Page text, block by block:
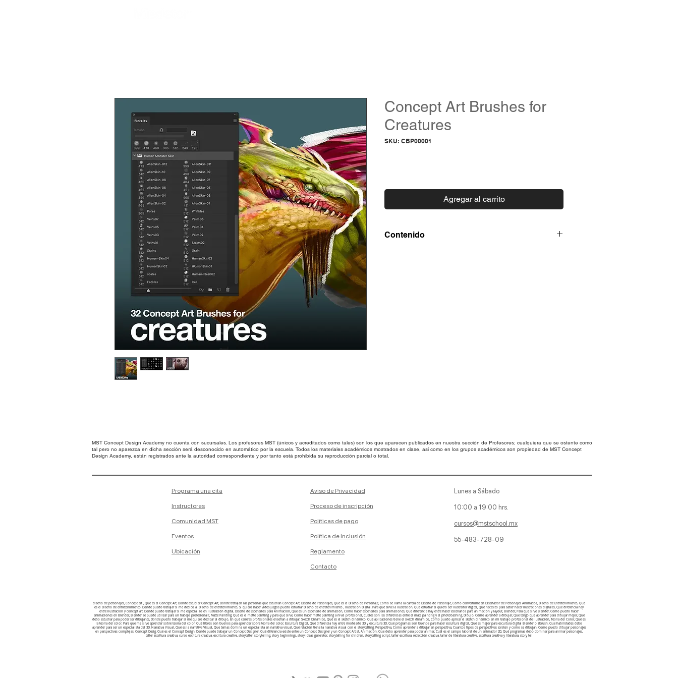
Concept Art Brushes for
Creatures
SKU: CBP00001
Agregar al carrito
Contenido
MST Concept Design Academy no cuenta con sucursales. Los profesores MST (únicos y acreditados como tales) son los que aparecen publicados en nuestra sección de Profesores; cualquiera que se ostente como
tal pero no aparezca en dicha sección será desconocido en automático por la escuela. Todos los materiales académicos mostrados en clase, así como en los grupos académicos son propiedad de MST Concept
Design Academy, están registrados ante la autoridad correspondiente y por tanto está prohibida su reproducción parcial o total.
Programa una cita
Instructores
Comunidad MST
Eventos
Ubicación
Aviso de Privacidad
Proceso de inscripción
Políticas de pago
Política de Inclusión
Reglamento
Contacto
Lunes a Sábado
10:00 a 19:00 hrs.
cursos@mstschool.mx
55-483-728-09
diseño de personajes, Concept art , Que es el Concept Art, Donde estudiar Concept Art, Donde trabajan las personas que estudian Concept Art, Diseño de Personajes, Que es el Diseño de Personaje, Como se llama la carrera de Diseño de Personaje, Como convertirme en Diseñador de Personajes Animados, Diseño de Entretenimiento, Que
es el Diseño de entretenimiento, Donde puedo trabajar si me dedico al Diseño de entretenimiento, Si quiero hacer videojuegos puedo estudiar Diseño de entretenimiento , Ilustración Digital, Para qué sirve la ilustración, Qué estudiar si quiero ser ilustrador digital, Qué necesito para saber hacer ilustraciones digitales, Que diferencia hay
entre ilustración y concept art, Donde puedo trabajar si me especializo en ilustración digital, Diseño de Escenarios para Animación, Que es un escenario de animación, Cómo hacer escenarios para animaciones, Que diferencia hay entre hacer escenarios para animación y layout, Blender, Para que sirve Blender, Como puedo hacer
animaciones en Blender, Blender se puede utilizar para un trabajo profesional?, Matte Painting, Qué es el matte painting y para que sirve, Como hacer matte painting a nivel profesional, Cuales son las diferencias entre el mate painting y el photobashing, Dibujo, Cómo aprender a dibujar, Que tengo que aprender para dibujar mejor, Qué
debo estudiar para poder ser dibujante, Donde puedo trabajar si me quiero dedicar al dibujo, En qué carreras profesionales enseñan a dibujar, Sketch Dinámico, Qué es el sketch dinámico, Qué aplicaciones tiene el sketch dinámico, Como puedo aplicar el sketch dinámico en mi trabajo profesional de ilustración, Teoria del Color, Qué es
la teoría del color, Para que me sirve aprender sobre teoría del color, Qué libros son buenos para aprender sobre teoría del color, Escultura Digital, Qué diferencia hay entre modelado 3D y escultura 3D, Qué programas son buenos para hacer escultura digital, Qué es mejor para escultura digital Blender o Zbrush, Que habilidades debo
aprender para ser un especialista del 3D, Narrativa Visual, Qué es la narrativa Visual, Que temas domina un especialista en narrativa visual, Qué relación tiene la narrativa visual con el storytelling, Perspectiva, Como aprender a dibujar en perspectiva, Cuantos tipos de perspectivas existen y como se dibujan, Como puedo dibujar personajes
en perspectivas complejas, Concept Desig, Qué es el Concept Design, Donde puede trabajar un Concept Designer, Qué diferencia existe entre un Concept Designer y un Concept Artist, Animación, Que debo aprender para poder animar, Cuál es el campo laboral de un animador 2D, Qué programas debo dominar para animar personajes,
taller escritura creativa, curso escritura creativa, escritura creativa, storyteller, storytelling, story beginnings, story ideas generator, storytelling for children, storytelling script, taller escritura, redacción creativa, taller de literatura creativa, escritura creativa y literatura, story tell